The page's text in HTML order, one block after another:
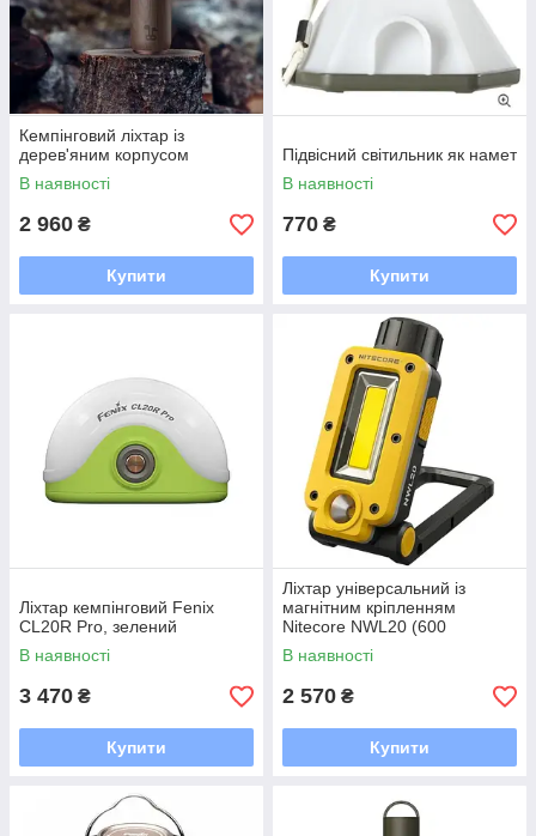
Кемпінговий ліхтар із
дерев'яним корпусом
В наявності
2 960 ₴
Купити
Підвісний світильник як намет
В наявності
770 ₴
Купити
Ліхтар кемпінговий Fenix
CL20R Pro, зелений
В наявності
3 470 ₴
Купити
Ліхтар універсальний із
магнітним кріпленням
Nitecore NWL20 (600
люменів, 7 режимів, 1x21700)
В наявності
2 570 ₴
Купити